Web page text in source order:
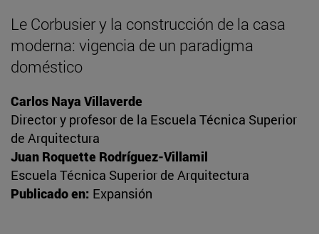
Le Corbusier y la construcción de la casa
moderna: vigencia de un paradigma
doméstico
Carlos Naya Villaverde
Director y profesor de la Escuela Técnica Superior
de Arquitectura
Juan Roquette Rodríguez-Villamil
Escuela Técnica Superior de Arquitectura
Publicado en: Expansión